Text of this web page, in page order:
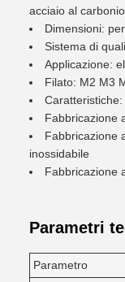
acciaio al
Dimensioni:
Sistema di
Applicazione:
Filato: M2 M3
Caratteristiche:
Fabbricazione
Fabbricazione
inossidabile
Fabbricazione
Parametri
Parametro